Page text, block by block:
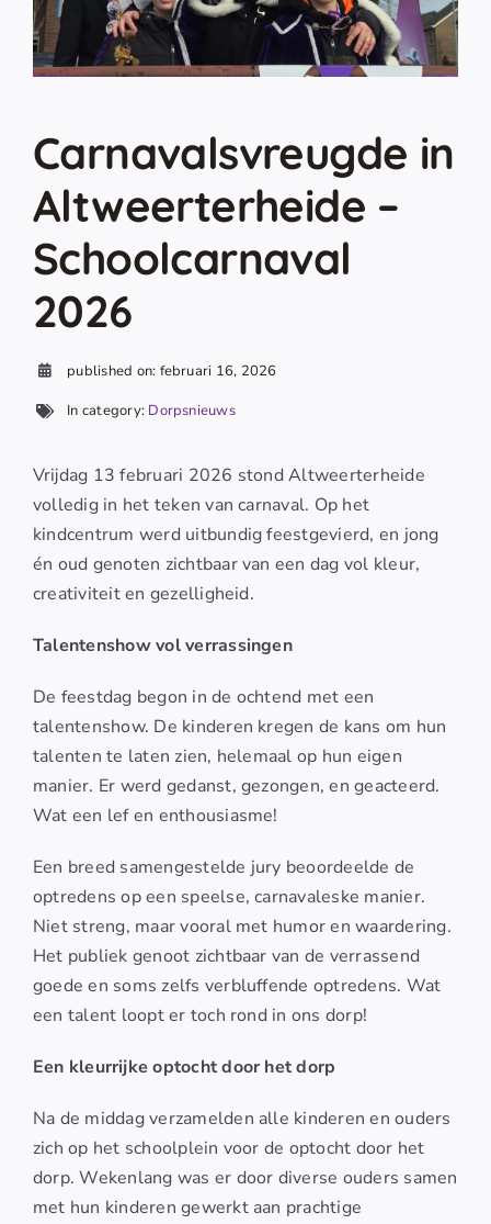
Carnavalsvreugde in
Altweerterheide –
Schoolcarnaval
2026
published on: februari 16, 2026
In category: Dorpsnieuws
Vrijdag 13 februari 2026 stond Altweerterheide
volledig in het teken van carnaval. Op het
kindcentrum werd uitbundig feestgevierd, en jong
én oud genoten zichtbaar van een dag vol kleur,
creativiteit en gezelligheid.
Talentenshow vol verrassingen
De feestdag begon in de ochtend met een
talentenshow. De kinderen kregen de kans om hun
talenten te laten zien, helemaal op hun eigen
manier. Er werd gedanst, gezongen, en geacteerd.
Wat een lef en enthousiasme!
Een breed samengestelde jury beoordeelde de
optredens op een speelse, carnavaleske manier.
Niet streng, maar vooral met humor en waardering.
Het publiek genoot zichtbaar van de verrassend
goede en soms zelfs verbluffende optredens. Wat
een talent loopt er toch rond in ons dorp!
Een kleurrijke optocht door het dorp
Na de middag verzamelden alle kinderen en ouders
zich op het schoolplein voor de optocht door het
dorp. Wekenlang was er door diverse ouders samen
met hun kinderen gewerkt aan prachtige